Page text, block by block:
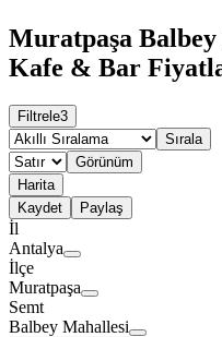
Muratpaşa
Kafe & Bar
Filtrele3
Sırala
Görünüm
Harita
Kaydet
Paylaş
İl
Antalya
İlçe
Muratpaşa
Semt
Balbey Mahallesi